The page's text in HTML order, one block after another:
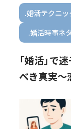
.婚活テクニッ
.婚活時事ネ
「婚活」で
べき真実～